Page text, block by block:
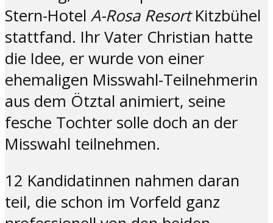
Stern-Hotel A-Rosa ResortKitzbühel
stattfand. Ihr Vater Christian hatte
die Idee, er wurde von einer
ehemaligen Misswahl-Teilnehmerin
aus dem Ötztal animiert, seine
fesche Tochter solle doch an der
Misswahl teilnehmen.
12 Kandidatinnen nahmen daran
teil, die schon im Vorfeld ganz